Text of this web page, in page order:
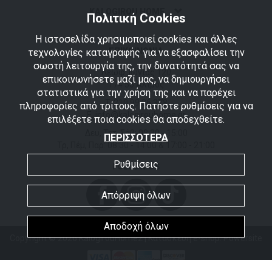
ΚΑLOGIROU HOME
ΕΠΙΚΟΙΝΩΝΙΑ
Λεωφ. Ιωνίας 120
174 56 Άλιμος
T.210 99 36 378
E. info@kalogirouhome.gr
Δευ, Τετ, Σάβ: 08:30 - 15:00
Τρ, Πέμ, Παρ: 08:30 - 14:00 & 17:00 - 21:00
FOLLOW US
Copyright © 2026 KalogirouHome2 |Κατασκευή e-shop: Powersite
Πολιτική Cookies
Η ιστοσελίδα χρησιμοποιεί cookies και άλλες
τεχνολογίες καταγραφής για να εξασφαλίσει την
σωστή λειτουργία της, την δυνατότητά σας να
επικοινωνήσετε μαζί μας, να δημιουργήσει
στατιστικά για την χρήση της και να παρέχει
πληροφορίες από τρίτους. Πατήστε ρυθμίσεις για να
επιλέξετε ποια cookies θα αποδεχθείτε.
ΠΕΡΙΣΣΟΤΕΡΑ
Ρυθμίσεις
Απόρριψη όλων
Αποδοχή όλων